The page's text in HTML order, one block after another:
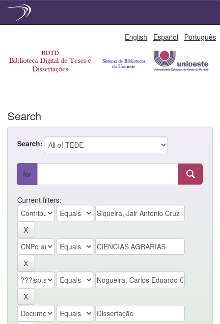
English Español Português
Search
Search:
for
Current filters: